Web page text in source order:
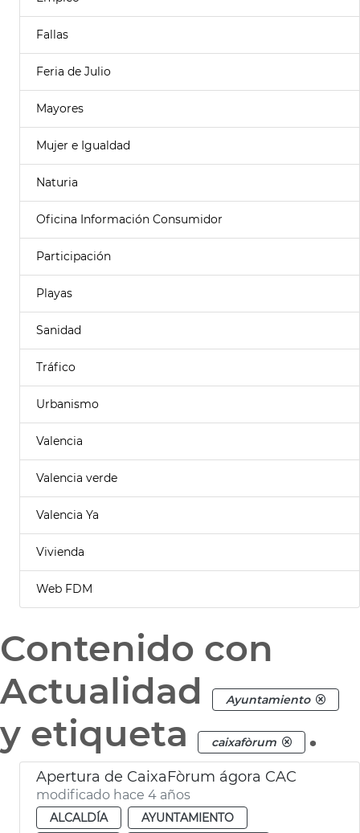
Fallas
Feria de Julio
Mayores
Mujer e Igualdad
Naturia
Oficina Información Consumidor
Participación
Playas
Sanidad
Tráfico
Urbanismo
Valencia
Valencia verde
Valencia Ya
Vivienda
Web FDM
Contenido con
Actualidad
Ayuntamiento
y etiqueta caixafòrum .
Apertura de CaixaFòrum ágora CAC
modificado hace 4 años
ALCALDÍA
AYUNTAMIENTO